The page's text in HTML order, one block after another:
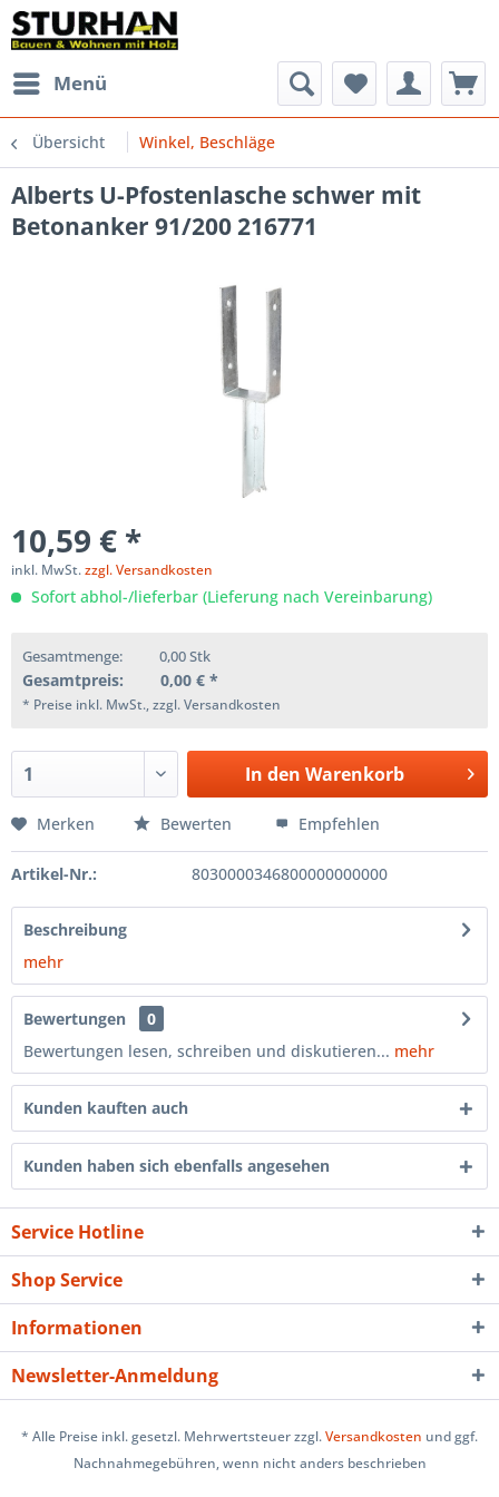
Menü
Übersicht Winkel, Beschläge
Alberts U-Pfostenlasche schwer mit
Betonanker 91/200 216771
10,59 € *
inkl. MwSt.zzgl. Versandkosten
Sofort abhol-/lieferbar (Lieferung nach Vereinbarung)
Gesamtmenge: 0,00Stk
Gesamtpreis: 0,00 € *
* Preise inkl. MwSt., zzgl. Versandkosten
In den Warenkorb
Merken Bewerten Empfehlen
Artikel-Nr.: 8030000346800000000000
Beschreibung
mehr
Bewertungen
0
Bewertungen lesen, schreiben und diskutieren... mehr
Kunden kauften auch
Kunden haben sich ebenfalls angesehen
Service Hotline
Shop Service
Informationen
Newsletter-Anmeldung
* Alle Preise inkl. gesetzl. Mehrwertsteuer zzgl.Versandkosten und ggf.
Nachnahmegebühren, wenn nicht anders beschrieben